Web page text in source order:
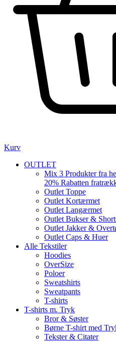
Kurv
OUTLET
Mix 3 Produkter fra
20% Rabatten
Outlet Toppe
Outlet Kortærmet
Outlet Langærmet
Outlet Bukser &
Outlet Jakker &
Outlet Caps & Huer
Alle Tekstiler
Hoodies
OverSize
Poloer
Sweatshirts
Sweatpants
T-shirts
T-shirts m. Tryk
Bror & Søster
Børne T-shirt med
Tekster & Citater